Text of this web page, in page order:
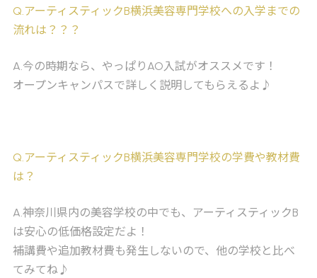
Q.アーティスティックB横浜美容専門学校への入学までの
流れは？？？
A.今の時期なら、やっぱりAO入試がオススメです！
オープンキャンパスで詳しく説明してもらえるよ♪
Q.アーティスティックB横浜美容専門学校の学費や教材費
は？
A.神奈川県内の美容学校の中でも、アーティスティックB
は安心の低価格設定だよ！
補講費や追加教材費も発生しないので、他の学校と比べ
てみてね♪